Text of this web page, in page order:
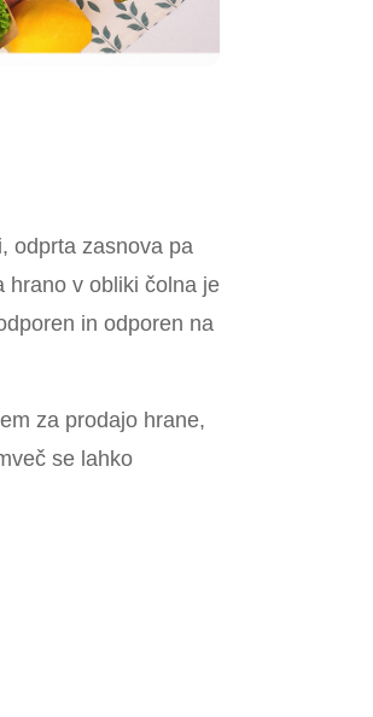
odprta zasnova pa
hrano v obliki čolna je
in odporen na
za prodajo hrane,
se lahko